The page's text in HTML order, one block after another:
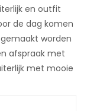
en outfit
de dag komen
worden
afspraak met
met mooie